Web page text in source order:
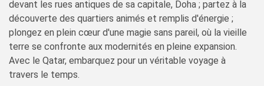
devant les rues antiques de sa capitale, Doha ; partez à la
découverte des quartiers animés et remplis d'énergie ;
plongez en plein cœur d'une magie sans pareil, où la vieille
terre se confronte aux modernités en pleine expansion.
Avec le Qatar, embarquez pour un véritable voyage à
travers le temps.